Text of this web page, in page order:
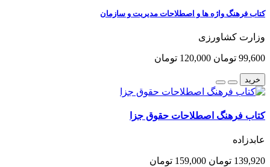
کتاب فرهنگ واژه ها و اصطلاحات مدیریت و سازمان
وزارت کشاورزی
99,600 تومان 120,000 تومان
خرید
کتاب فرهنگ اصطلاحات حقوق جزا
عابدزاده
139,920 تومان 159,000 تومان